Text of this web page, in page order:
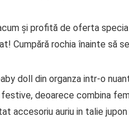
și profită de oferta
Cumpără rochia înainte să
doll din organza intr-o
festive, deoarece combina
accesoriu auriu in talie jupon